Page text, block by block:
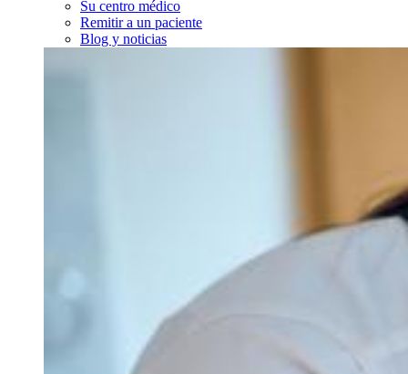
Su centro médico
Remitir a un paciente
Blog y noticias